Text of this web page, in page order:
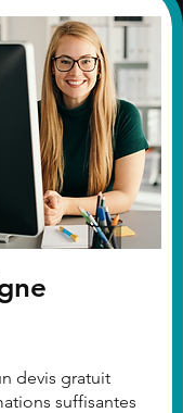
devis gratuit
suffisantes